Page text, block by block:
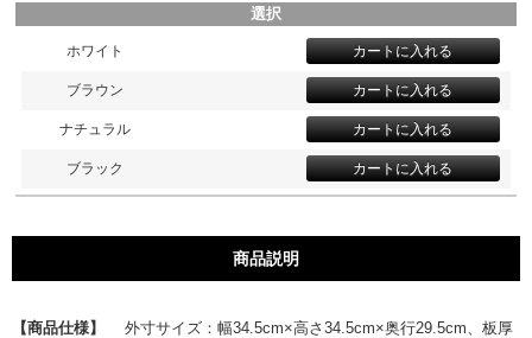
選択
ホワイト
ブラウン
ナチュラル
ブラック
商品説明
【商品仕様】
外寸サイズ：幅34.5cm×高さ34.5cm×奥行29.5cm、板厚